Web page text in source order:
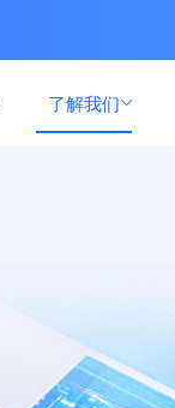
了解我们
算力运营服务
算力运营服务